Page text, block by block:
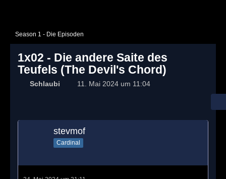
Season 1 - Die Episoden
1x02 - Die andere Saite des
Teufels (The Devil's Chord)
Schlaubi 11. Mai 2024 um 11:04
stevmof
Cardinal